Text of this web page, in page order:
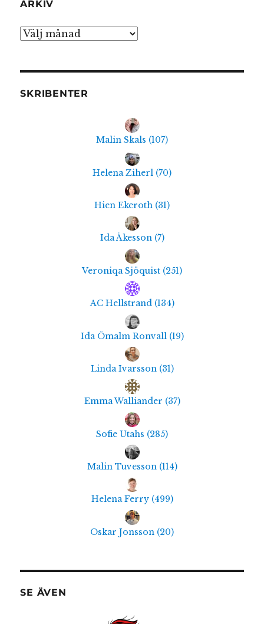
ARKIV
Arkiv
SKRIBENTER
Malin Skals (107)
Helena Ziherl (70)
Hien Ekeroth (31)
Ida Åkesson (7)
Veroniqa Sjöquist (251)
AC Hellstrand (134)
Ida Ömalm Ronvall (19)
Linda Ivarsson (31)
Emma Walliander (37)
Sofie Utahs (285)
Malin Tuvesson (114)
Helena Ferry (499)
Oskar Jonsson (20)
SE ÄVEN